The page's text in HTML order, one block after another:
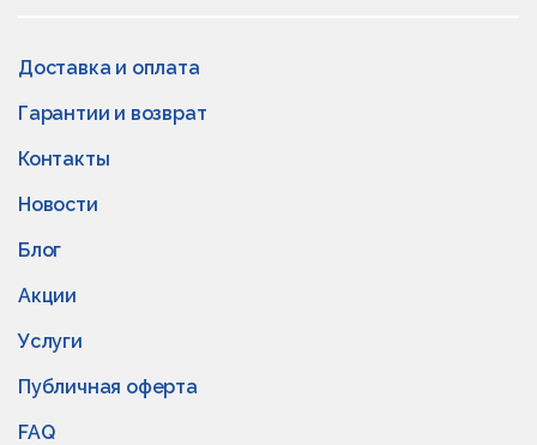
Доставка и оплата
Гарантии и возврат
Контакты
Новости
Блог
Акции
Услуги
Публичная оферта
FAQ